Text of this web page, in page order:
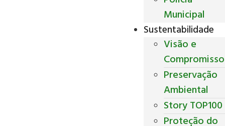
Municipal
Sustentabilidade
Visão e
Compromisso
Preservação
Ambiental
Story TOP100
Proteção do